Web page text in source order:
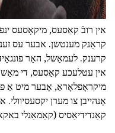
אין רובֿ קאַסעס, מיקאָסעס
קראַנק מענטשן. אבער עס
קרענק. לעמאָשל, האָר
אין עטלעכע קאַסעס, די
מיקראָפלאָראַ, אָבער מיט אַ
אָנהייבן צו מערן
קאַנדידיאַסיס (קאַמאַנלי